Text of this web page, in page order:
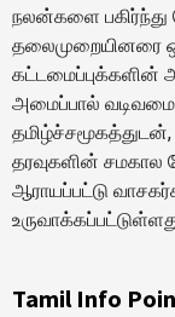
நலன்களை
தலைமுறையினரை
அமைப்பால்
தமிழ்ச்சமூகத்துடன்,
தரவுகளின்
ஆராயப்பட்டு
Tamil Info